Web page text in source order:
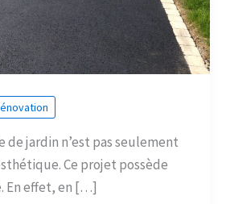
de jardin n’est pas seulement
Ce projet possède
En effet, en […]